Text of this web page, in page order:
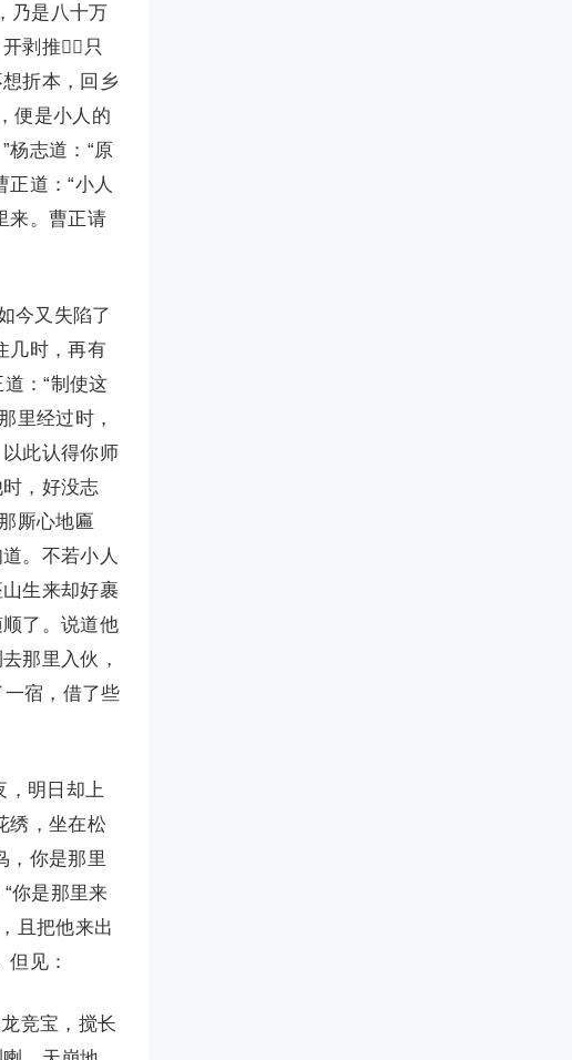
乃是八十万
剥推，只
折本，回乡
便是小人的
杨志道：“原
道：“小人
来。曹正请
今又失陷了
几时，再有
：“制使这
里经过时，
此认得你师
，好没志
厮心地匾
。不若小人
生来却好裹
了。说道他
那里入伙，
一宿，借了些
明日却上
绣，坐在松
，你是那里
你是那里来
且把他来出
见：
竞宝，搅长